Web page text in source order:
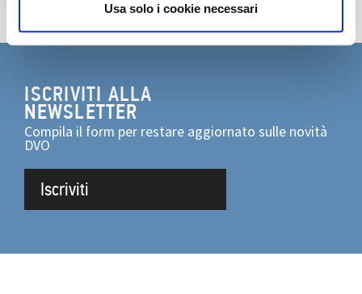
Usa solo i cookie necessari
ISCRIVITI ALLA
NEWSLETTER
Compila il form per restare aggiornato sulle novità
DVO
Iscriviti